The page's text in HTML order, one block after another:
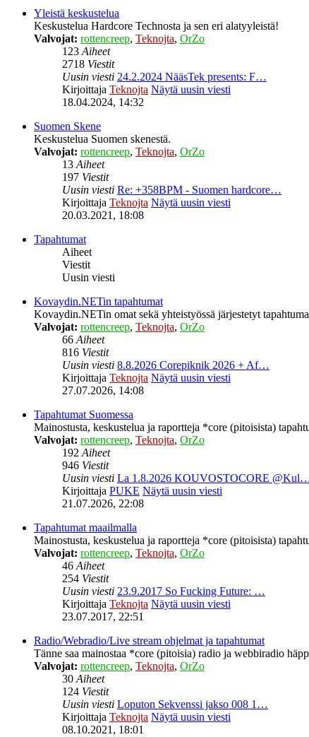
Yleistä keskustelua
Keskustelua Hardcore Technosta ja sen eri alatyyleistä!
Valvojat: rottencreep, Teknojta, OrZo
123Aiheet
2718 Viestit
Uusin viesti 24.2.2024 NääsTek presents: F…
Kirjoittaja Teknojta Näytä uusin viesti
18.04.2024, 14:32
Suomen Skene
Keskustelua Suomen skenestä.
Valvojat: rottencreep, Teknojta, OrZo
13Aiheet
197 Viestit
Uusin viesti Re: +358BPM - Suomen hardcore…
Kirjoittaja Teknojta Näytä uusin viesti
20.03.2021, 18:08
Tapahtumat
Aiheet
Viestit
Uusin viesti
Kovaydin.NETin tapahtumat
Kovaydin.NETin omat sekä yhteistyössä järjestetyt
Valvojat: rottencreep, Teknojta, OrZo
66Aiheet
816 Viestit
Uusin viesti 8.8.2026 Corepiknik 2026 + Af…
Kirjoittaja Teknojta Näytä uusin viesti
27.07.2026, 14:08
Tapahtumat Suomessa
Mainostusta, keskustelua ja raportteja *core (pitoisista)
Valvojat: rottencreep, Teknojta, OrZo
192Aiheet
946 Viestit
Uusin viesti La 1.8.2026 KOUVOSTOCORE
Kirjoittaja PUKE Näytä uusin viesti
21.07.2026, 22:08
Tapahtumat maailmalla
Mainostusta, keskustelua ja raportteja *core (pitoisista)
Valvojat: rottencreep, Teknojta, OrZo
46Aiheet
254 Viestit
Uusin viesti 23.9.2017 So Fucking Future: …
Kirjoittaja Teknojta Näytä uusin viesti
23.07.2017, 22:51
Radio/Webradio/Live stream ohjelmat ja tapahtumat
Tänne saa mainostaa *core (pitoisia) radio ja webbiradio
Valvojat: rottencreep, Teknojta, OrZo
30Aiheet
124 Viestit
Uusin viesti Loputon Sekvenssi jakso 008 1…
Kirjoittaja Teknojta Näytä uusin viesti
08.10.2021, 18:01